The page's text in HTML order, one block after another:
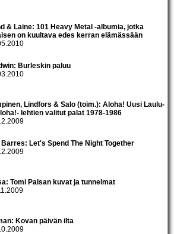
& Laine: 101 Heavy Metal -albumia, jotka
on kuultava edes kerran elämässään
Burleskin paluu
Lindfors & Salo (toim.): Aloha! Uusi Laulu-
lehtien valitut palat 1978-1986
Let's Spend The Night Together
Tomi Palsan kuvat ja tunnelmat
Kovan päivän ilta